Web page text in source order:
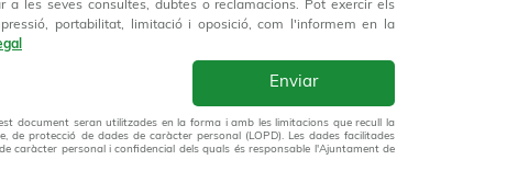
a les seves consultes, dubtes o reclamacions. Pot exercir els
portabilitat, limitació i oposició, com l'informem en la
document seran utilitzades en la forma i amb les limitacions que recull la
de protecció de dades de caràcter personal (LOPD). Les dades facilitades
caràcter personal i confidencial dels quals és responsable l'Ajuntament de